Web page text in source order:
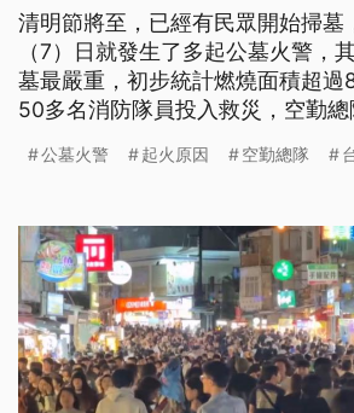
清明節將至，已經有民眾開始掃墓
（7）日就發生了多起公墓火警，
墓最嚴重，初步統計燃燒面積超過
50多名消防隊員投入救災，空勤總
一整天，連一旁軍營的山坡也受到
公墓火警 起火原因 空勤總隊